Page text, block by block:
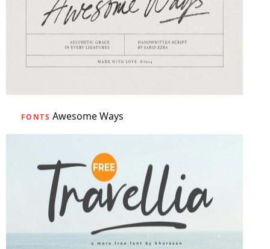
FONTS Awesome Ways